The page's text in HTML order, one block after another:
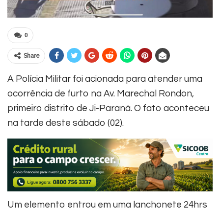
0
Share
A Polícia Militar foi acionada para atender uma
ocorrência de furto na Av. Marechal Rondon,
primeiro distrito de Ji-Paraná. O fato aconteceu
na tarde deste sábado (02).
Um elemento entrou em uma lanchonete 24hrs